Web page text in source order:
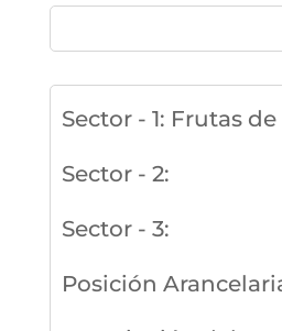
Sector - 1: Frutas de
Sector - 2:
Sector - 3:
Posición